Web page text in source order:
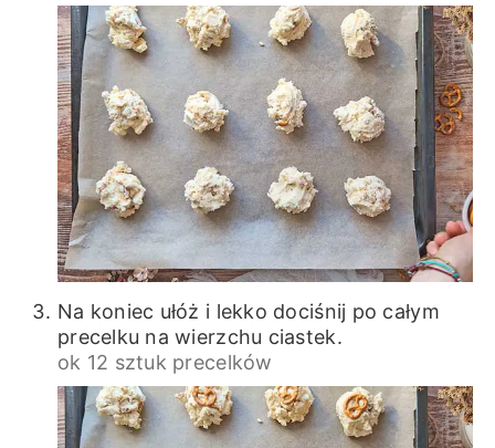
Na koniec ułóż i lekko dociśnij po całym
precelku na wierzchu ciastek.
ok 12 sztuk precelków